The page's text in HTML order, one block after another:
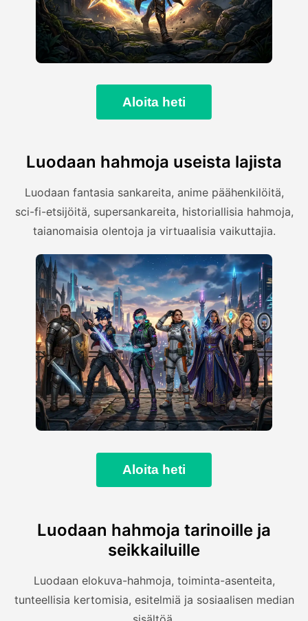
Aloita heti
Luodaan hahmoja useista lajista
Luodaan fantasia sankareita, anime päähenkilöitä,
sci-fi-etsijöitä, supersankareita, historiallisia hahmoja,
taianomaisia olentoja ja virtuaalisia vaikuttajia.
Aloita heti
Luodaan hahmoja tarinoille ja
seikkailuille
Luodaan elokuva-hahmoja, toiminta-asenteita,
tunteellisia kertomisia, esitelmiä ja sosiaalisen median